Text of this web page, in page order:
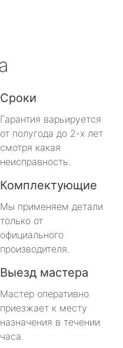
Сроки
Гарантия варьируется
от полугода до 2-х лет
смотря какая
неисправность.
Комплектующие
Мы применяем детали
только от
официального
производителя.
Выезд мастера
Мастер оперативно
приезжает к месту
назначения в течении
часа.